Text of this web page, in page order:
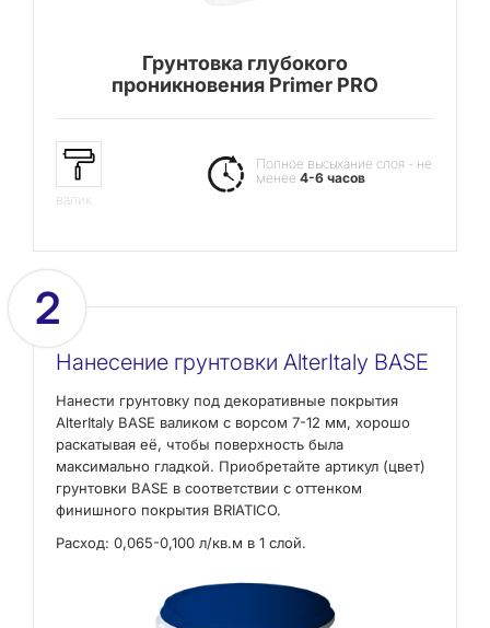
Грунтовка глубокого
проникновения Primer PRO
валик
Полное высыхание слоя - не
менее4-6 часов
2
Нанесение грунтовки AlterItaly BASE
Нанести грунтовку под декоративные покрытия
AlterItaly BASE валиком с ворсом 7-12 мм, хорошо
раскатывая её, чтобы поверхность была
максимально гладкой. Приобретайте артикул (цвет)
грунтовки BASE в соответствии с оттенком
финишного покрытия BRIATICO.
Расход: 0,065-0,100 л/кв.м в 1 слой.